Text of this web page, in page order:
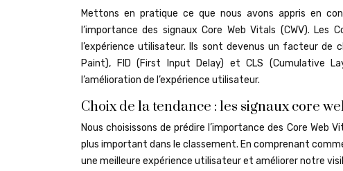
Mettons en pratique ce que nous avons appris en
l’importance des signaux Core Web Vitals (CWV).
l’expérience utilisateur. Ils sont devenus un facteur
Paint), FID (First Input Delay) et CLS (Cumulative
l’amélioration de l’expérience utilisateur.
Choix de la tendance : les signaux core
Nous choisissons de prédire l’importance des Core Web
plus important dans le classement. En comprenant
une meilleure expérience utilisateur et améliorer notre